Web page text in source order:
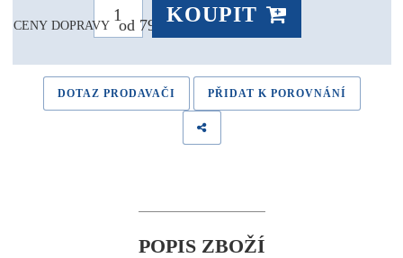
CENY DOPRAVY od 79,- KčKOUPIT
DOTAZ PRODAVAČI PŘIDAT K POROVNÁNÍ
POPIS ZBOŽÍ